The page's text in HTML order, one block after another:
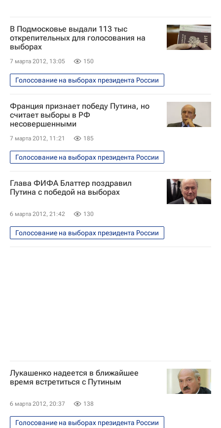
В Подмосковье выдали 113 тыс
открепительных для голосования на
выборах
7 марта 2012, 13:05 150
Голосование на выборах президента России
Франция признает победу Путина, но
считает выборы в РФ
несовершенными
7 марта 2012, 11:21 185
Голосование на выборах президента России
Глава ФИФА Блаттер поздравил
Путина с победой на выборах
6 марта 2012, 21:42 130
Голосование на выборах президента России
Лукашенко надеется в ближайшее
время встретиться с Путиным
6 марта 2012, 20:37 138
Голосование на выборах президента России